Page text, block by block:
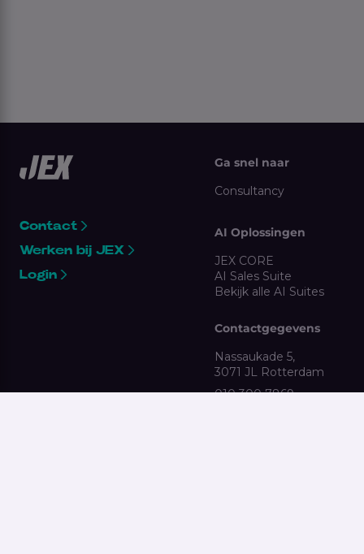
Contact
Werken bij JEX
Login
Ga snel naar
Consultancy
AI Oplossingen
JEX CORE
AI Sales Suite
Bekijk alle AI Suites
Contactgegevens
Nassaukade 5,
3071 JL Rotterdam
010 300 7869